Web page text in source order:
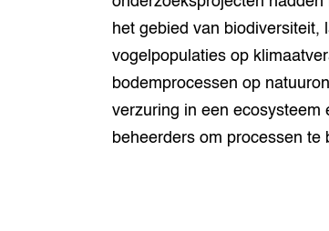
het gebied van biodiversiteit,
vogelpopulaties op
bodemprocessen op
verzuring in een ecosysteem
beheerders om processen te